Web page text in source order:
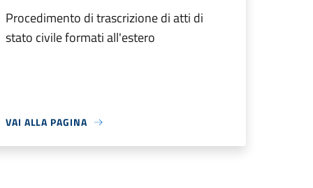
Procedimento di trascrizione di atti di
stato civile formati all'estero
VAI ALLA PAGINA